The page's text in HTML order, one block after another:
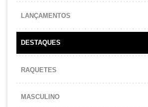
LANÇAMENTOS
DESTAQUES
RAQUETES
MASCULINO